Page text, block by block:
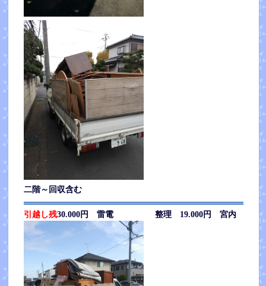
二階～回収含む
引越し残30.000円 雷電 整理 19.000円 宮内